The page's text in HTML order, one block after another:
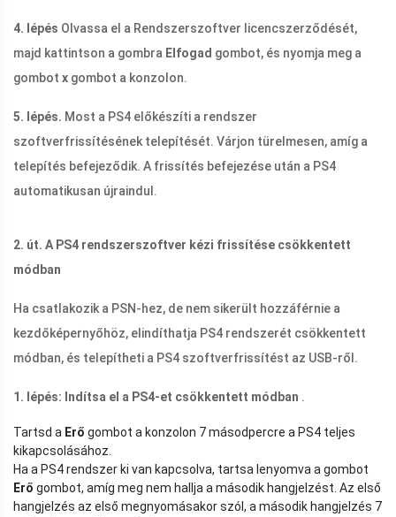
4. lépés Olvassa el a Rendszerszoftver licencszerződését,
majd kattintson a gombra Elfogad gombot, és nyomja meg a
gombot x gombot a konzolon.
5. lépés. Most a PS4 előkészíti a rendszer
szoftverfrissítésének telepítését. Várjon türelmesen, amíg a
telepítés befejeződik. A frissítés befejezése után a PS4
automatikusan újraindul.
2. út. A PS4 rendszerszoftver kézi frissítése csökkentett
módban
Ha csatlakozik a PSN-hez, de nem sikerült hozzáférnie a
kezdőképernyőhöz, elindíthatja PS4 rendszerét csökkentett
módban, és telepítheti a PS4 szoftverfrissítést az USB-ről.
1. lépés: Indítsa el a PS4-et csökkentett módban .
Tartsd a Erő gombot a konzolon 7 másodpercre a PS4 teljes
kikapcsolásához.
Ha a PS4 rendszer ki van kapcsolva, tartsa lenyomva a gombot
Erő gombot, amíg meg nem hallja a második hangjelzést. Az első
hangjelzés az első megnyomásakor szól, a második hangjelzés 7